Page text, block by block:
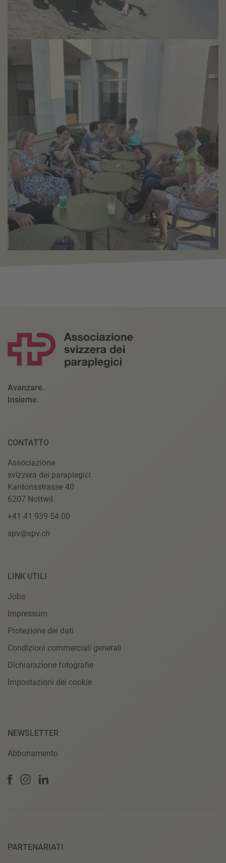
Avanzare.
Insieme.
CONTATTO
Associazione
svizzera dei paraplegici
Kantonsstrasse 40
6207 Nottwil
+41 41 939 54 00
spv@spv.ch
LINK UTILI
Jobs
Impressum
Protezione dei dati
Condizioni commerciali generali
Dichiarazione fotografie
Impostazioni dei cookie
NEWSLETTER
Abbonamento
PARTENARIATI